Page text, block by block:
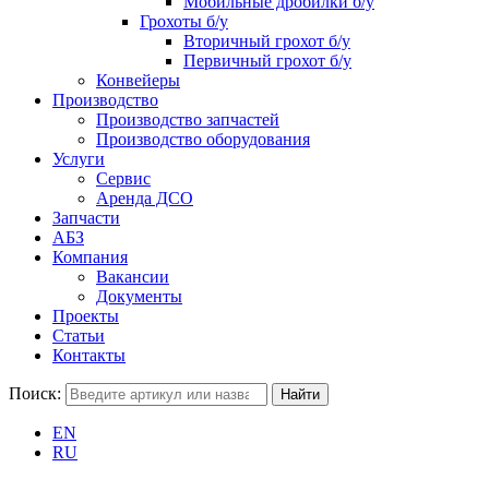
Грохоты б/у
Вторичный грохот б/у
Первичный грохот б/у
Конвейеры
Производство
Производство запчастей
Производство оборудования
Услуги
Сервис
Аренда ДСО
Запчасти
АБЗ
Компания
Вакансии
Документы
Проекты
Статьи
Контакты
Поиск:
EN
RU